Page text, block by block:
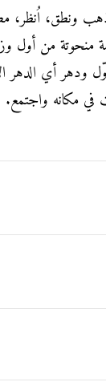
ونطق، اُنظر،
منحوتة من أول
ودهر أي الدهر
في مكانه واجتمع.